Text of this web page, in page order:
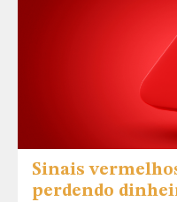
Sinais
perdendo